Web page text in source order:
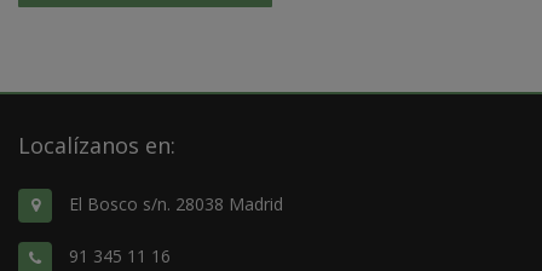
Localízanos en:
El Bosco s/n. 28038 Madrid
91 345 11 16